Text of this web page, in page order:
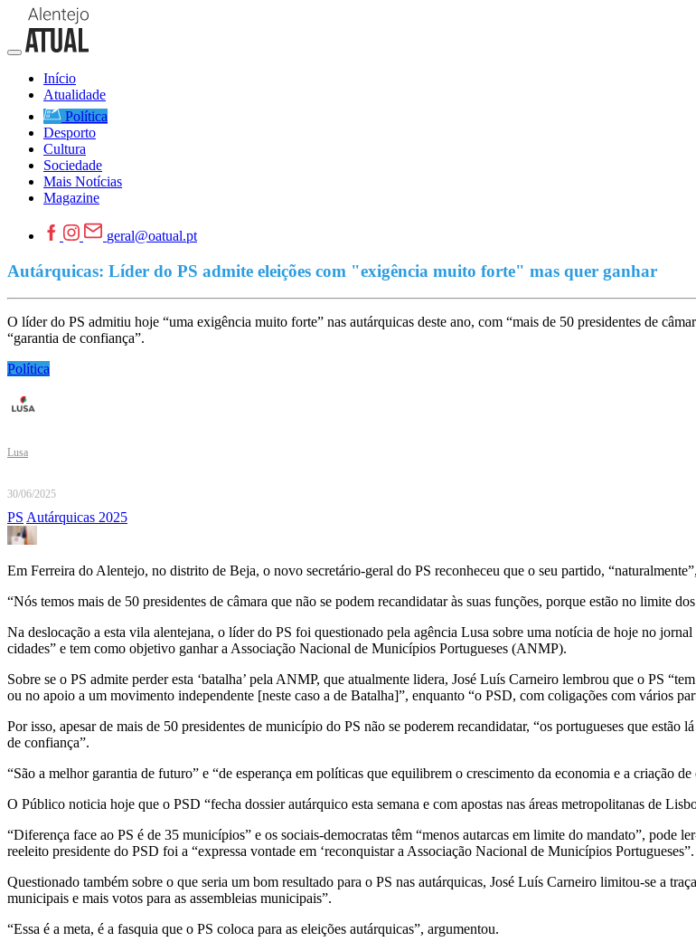
Início
Atualidade
Política
Desporto
Cultura
Sociedade
Mais Notícias
Magazine
geral@oatual.pt
Autárquicas: Líder do PS admite eleições com "exigência muito forte" mas quer ganhar
O líder do PS admitiu hoje “uma exigência muito forte” nas autárquicas deste ano, com “mais de 50 presidentes de
“garantia de confiança”.
Política
Lusa
30/06/2025
PS Autárquicas 2025
Em Ferreira do Alentejo, no distrito de Beja, o novo secretário-geral do PS reconheceu que o seu partido,
“Nós temos mais de 50 presidentes de câmara que não se podem recandidatar às suas funções, porque estão no limite
Na deslocação a esta vila alentejana, o líder do PS foi questionado pela agência Lusa sobre uma notícia de hoje no
cidades” e tem como objetivo ganhar a Associação Nacional de Municípios Portugueses (ANMP).
Sobre se o PS admite perder esta ‘batalha’ pela ANMP, que atualmente lidera, José Luís Carneiro lembrou que o PS
ou no apoio a um movimento independente [neste caso a de Batalha]”, enquanto “o PSD, com coligações com vários
Por isso, apesar de mais de 50 presidentes de município do PS não se poderem recandidatar, “os portugueses que estão
de confiança”.
“São a melhor garantia de futuro” e “de esperança em políticas que equilibrem o crescimento da economia e a criação
O Público noticia hoje que o PSD “fecha dossier autárquico esta semana e com apostas nas áreas metropolitanas de
“Diferença face ao PS é de 35 municípios” e os sociais-democratas têm “menos autarcas em limite do mandato”,
reeleito presidente do PSD foi a “expressa vontade em ‘reconquistar a Associação Nacional de Municípios Portugueses”.
Questionado também sobre o que seria um bom resultado para o PS nas autárquicas, José Luís Carneiro limitou-se a
municipais e mais votos para as assembleias municipais”.
“Essa é a meta, é a fasquia que o PS coloca para as eleições autárquicas”, argumentou.